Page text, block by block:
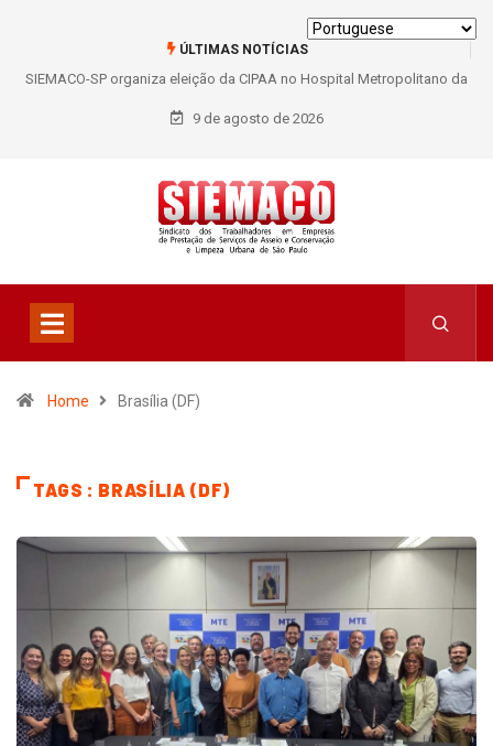
ÚLTIMAS NOTÍCIAS
SIEMACO-SP organiza eleição da CIPAA no Hospital Metropolitano da
Lapa e fortalece participação dos trabalhadores
9 de agosto de 2026
Home Brasília (DF)
TAGS : BRASÍLIA (DF)